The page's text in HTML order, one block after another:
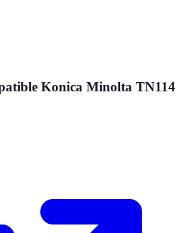
Konica Minolta TN114